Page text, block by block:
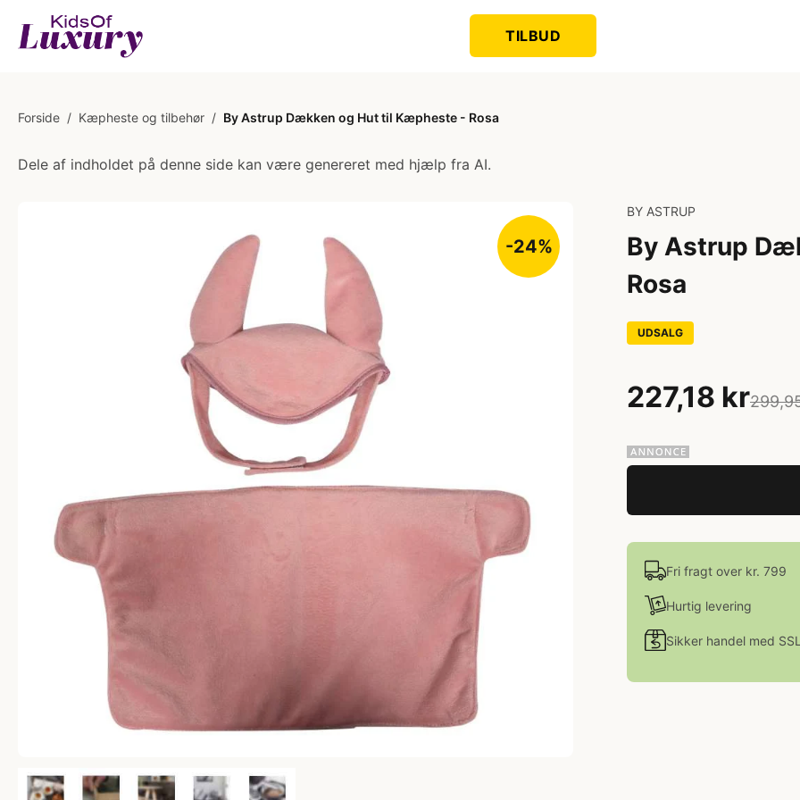
TILBUD
Forside / Kæpheste og tilbehør / By Astrup Dækken og Hut til Kæpheste - Rosa
Dele af indholdet på denne side kan være genereret med hjælp fra AI.
-24%
BY ASTRUP
By Astrup
Rosa
UDSALG
227,18 kr
Fri fragt over kr. 799
Hurtig levering
Sikker handel med SSL